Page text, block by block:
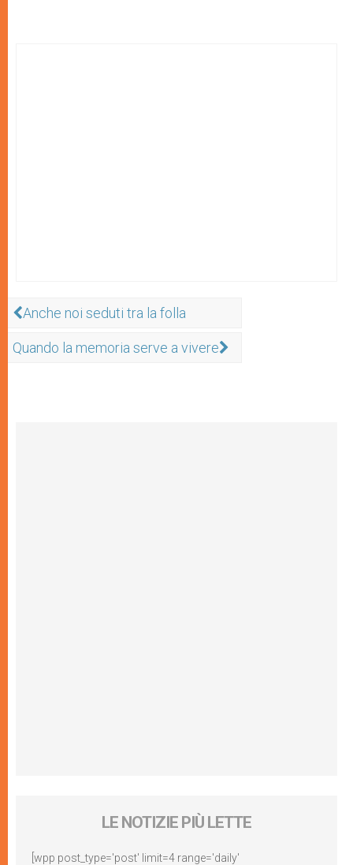
Anche noi seduti tra la folla
Quando la memoria serve a vivere
LE NOTIZIE PIÙ LETTE
[wpp post_type='post' limit=4 range='daily'